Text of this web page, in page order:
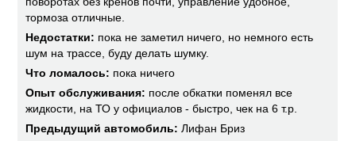
тормоза отличные.
Недостатки: пока не заметил ничего, но немного есть
шум на трассе, буду делать шумку.
Что ломалось: пока ничего
Опыт обслуживания: после обкатки поменял все
жидкости, на ТО у официалов - быстро, чек на 6 т.р.
Предыдущий автомобиль: Лифан Бриз